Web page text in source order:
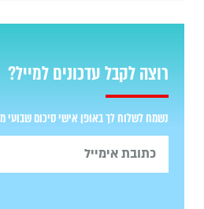
רוצה לקבל עדכונים למייל?
נשמח לשלוח לך באופן אישי סיכום שבועי